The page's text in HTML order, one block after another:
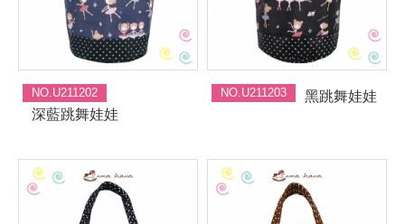
NO.U211202
深藍跳舞娃娃
NO.U211203 黑跳舞娃娃